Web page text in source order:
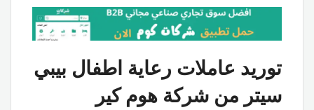
توريد عاملات رعاية اطفال بيبي
سيتر من شركة هوم كير